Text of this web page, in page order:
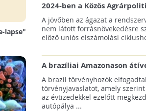
lapse"
2024-ben a Közös
keretein belül az
pályázatok az elsők között
majd meg
A jövőben az ágazat a
nem látott forrásnövekedésre
előző uniós elszámolási
A brazíliai Amazonason
autópálya robbanásszerű
erdőirtást indíthat el
A brazil törvényhozók
törvényjavaslatot, amely
az évtizedekkel ezelőtt
autópálya ...